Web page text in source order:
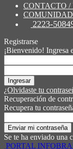
CONTACTO
2223-
Registrarse
¡Bienvenido! Ingresa
¿Olvidaste tu
Recuperación de
Recupera tu
Se te ha enviado una
PORTAL